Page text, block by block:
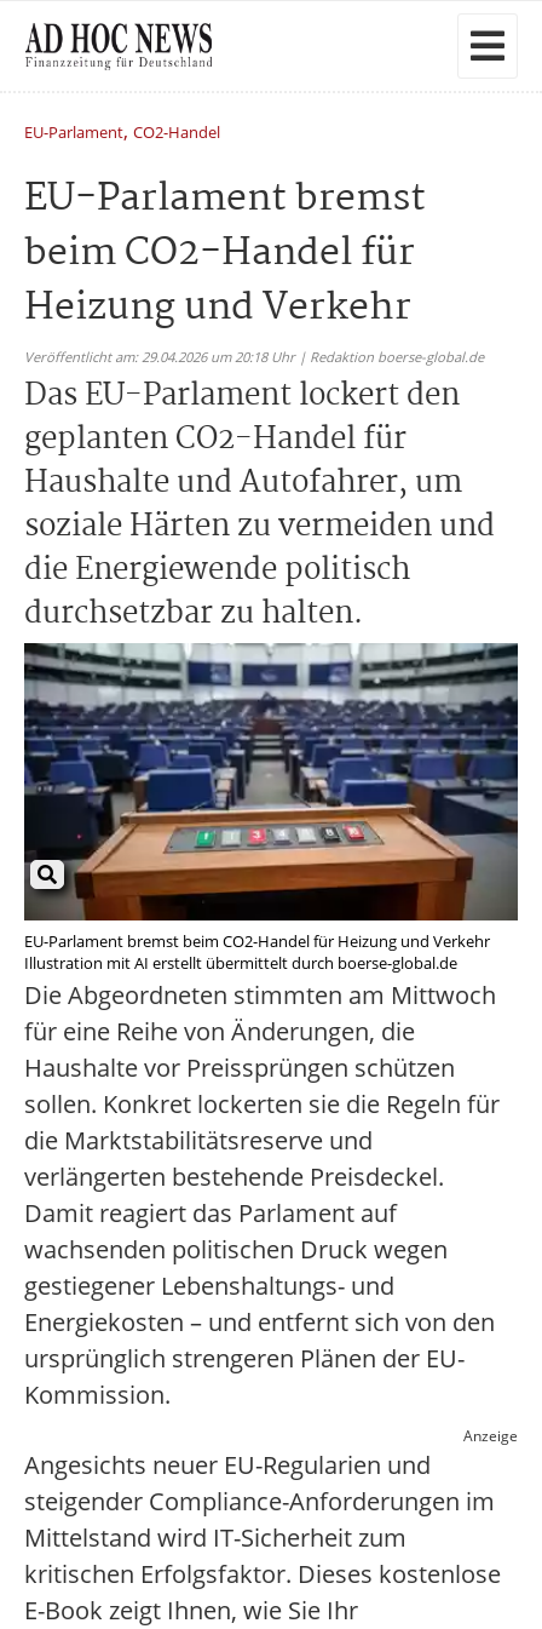
EU-Parlament, CO2-Handel
EU-Parlament bremst
beim CO2-Handel für
Heizung und Verkehr
Veröffentlicht am: 29.04.2026 um 20:18 Uhr | Redaktion boerse-global.de
Das EU-Parlament lockert den
geplanten CO2-Handel für
Haushalte und Autofahrer, um
soziale Härten zu vermeiden und
die Energiewende politisch
durchsetzbar zu halten.
EU-Parlament bremst beim CO2-Handel für Heizung und Verkehr
Illustration mit AI erstellt übermittelt durch boerse-global.de
Die Abgeordneten stimmten am Mittwoch
für eine Reihe von Änderungen, die
Haushalte vor Preissprüngen schützen
sollen. Konkret lockerten sie die Regeln für
die Marktstabilitätsreserve und
verlängerten bestehende Preisdeckel.
Damit reagiert das Parlament auf
wachsenden politischen Druck wegen
gestiegener Lebenshaltungs- und
Energiekosten – und entfernt sich von den
ursprünglich strengeren Plänen der EU-
Kommission.
Anzeige
Angesichts neuer EU-Regularien und
steigender Compliance-Anforderungen im
Mittelstand wird IT-Sicherheit zum
kritischen Erfolgsfaktor. Dieses kostenlose
E-Book zeigt Ihnen, wie Sie Ihr